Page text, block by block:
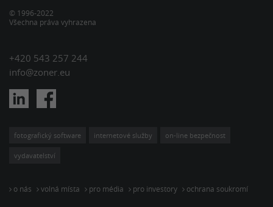
© 1996-2022
Všechna práva vyhrazena
+420 543 257 244
info@zoner.eu
fotografický software internetové služby on-line bezpečnost
vydavatelství
o nás volná místa pro média pro investory ochrana soukromí